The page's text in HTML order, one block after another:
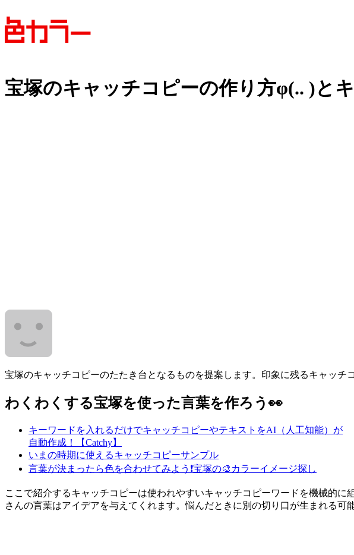
宝塚のキャッチコピーの作り方φ(.. )と
宝塚のキャッチコピーのたたき台となるものを提案します。印象に残るキャッチ
わくわくする宝塚を使った言葉を作ろう👀
キーワードを入れるだけでキャッチコピーやテキストをAI（人工知能）が
自動作成！【Catchy】
いまの時期に使えるキャッチコピーサンプル
言葉が決まったら色を合わせてみよう❗宝塚の🎨カラーイメージ探し
ここで紹介するキャッチコピーは使われやすいキャッチコピーワードを機械的
さんの言葉はアイデアを与えてくれます。悩んだときに別の切り口が生まれる